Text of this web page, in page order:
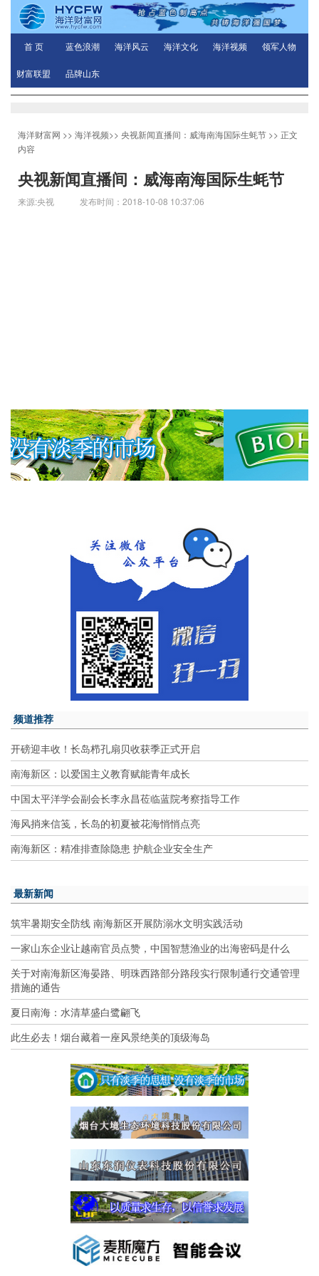
首 页 蓝色浪潮 海洋风云 海洋文化 海洋视频 领军人物
财富联盟 品牌山东
海洋财富网 >> 海洋视频>> 央视新闻直播间：威海南海国际生蚝节 >> 正文
内容
央视新闻直播间：威海南海国际生蚝节
来源:央视 发布时间：2018-10-08 10:37:06
频道推荐
开磅迎丰收！长岛栉孔扇贝收获季正式开启
南海新区：以爱国主义教育赋能青年成长
中国太平洋学会副会长李永昌莅临蓝院考察指导工作
海风捎来信笺，长岛的初夏被花海悄悄点亮
南海新区：精准排查除隐患 护航企业安全生产
最新新闻
筑牢暑期安全防线 南海新区开展防溺水文明实践活动
一家山东企业让越南官员点赞，中国智慧渔业的出海密码是什么
关于对南海新区海晏路、明珠西路部分路段实行限制通行交通管理
措施的通告
夏日南海：水清草盛白鹭翩飞
此生必去！烟台藏着一座风景绝美的顶级海岛